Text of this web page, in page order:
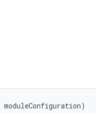
moduleConfiguration)